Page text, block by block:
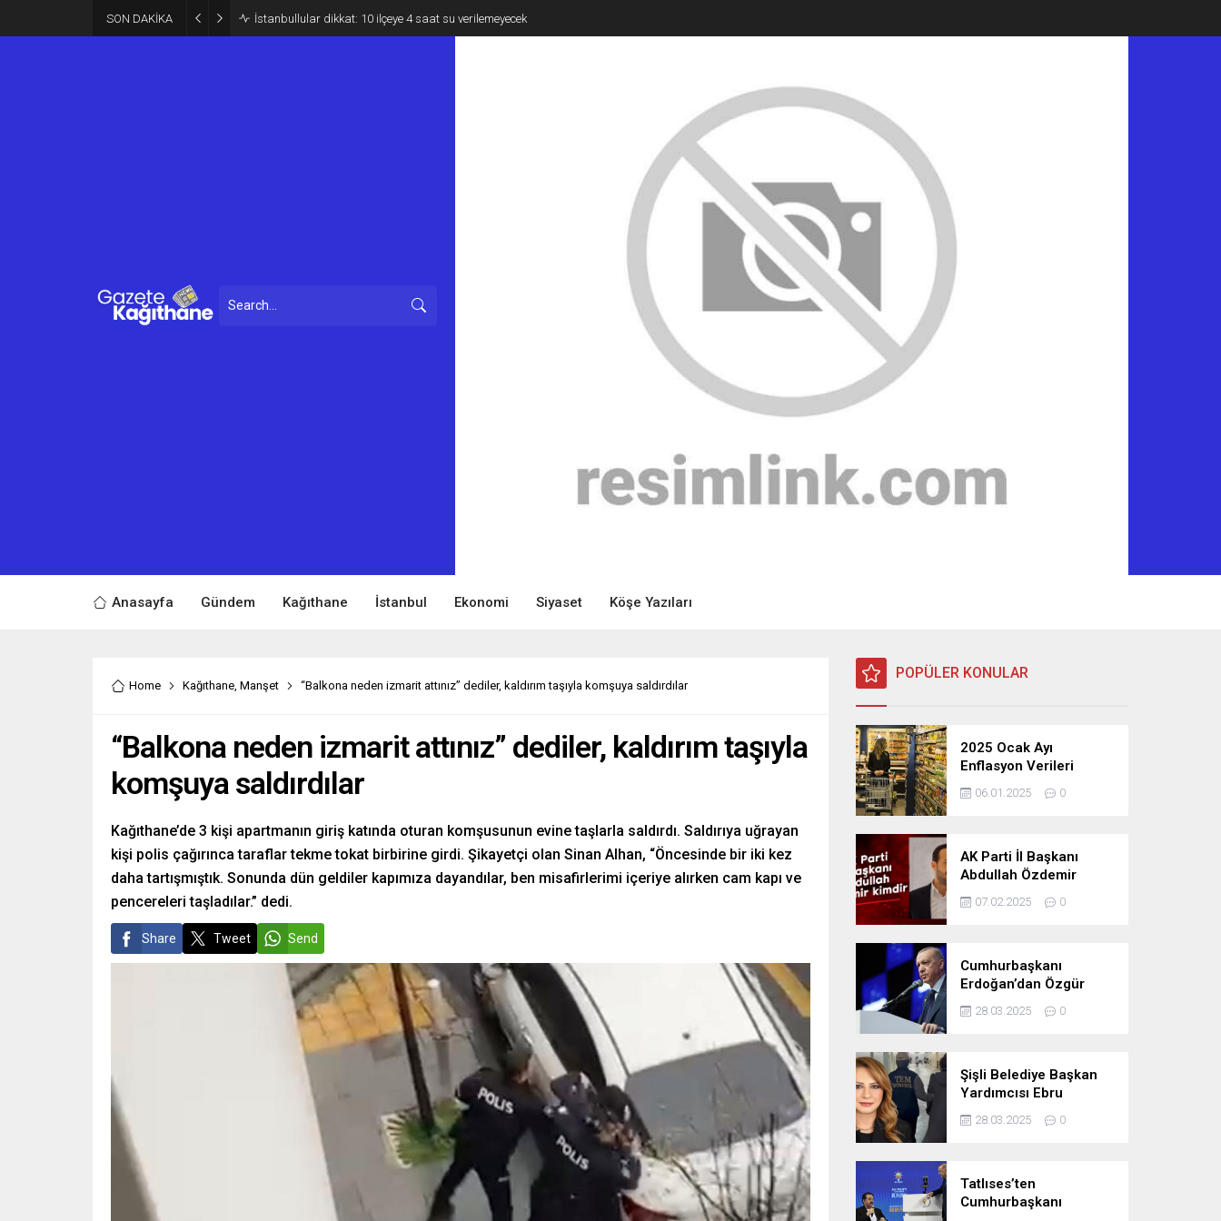
SON DAKİKA İstanbullular dikkat: 10 ilçeye 4 saat su verilemeyecek
Anasayfa Gündem Kağıthane İstanbul Ekonomi Siyaset Köşe Yazıları
Home Kağıthane Manşet “Balkona neden izmarit attınız” dediler, kaldırım taşıyla komşuya saldırdılar
“Balkona neden izmarit attınız” dediler, kaldırım taşıyla
komşuya saldırdılar
Kağıthane’de 3 kişi apartmanın giriş katında oturan komşusunun evine taşlarla saldırdı. Saldırıya uğrayan
kişi polis çağırınca taraflar tekme tokat birbirine girdi. Şikayetçi olan Sinan Alhan, “Öncesinde bir iki kez
daha tartışmıştık. Sonunda dün geldiler kapımıza dayandılar, ben misafirlerimi içeriye alırken cam kapı ve
pencereleri taşladılar.” dedi.
Share Tweet Send
POPÜLER KONULAR
2025 Ocak Ayı
Enflasyon Verileri
Açıklandı: TÜFE, ÜFE ve
TEFE Oranları Belli
06.01.2025 0
AK Parti İl Başkanı
Abdullah Özdemir
kimdir
07.02.2025 0
Cumhurbaşkanı
Erdoğan’dan Özgür
Özel’e tepki: ‘Siyasi
mandacılık talep ediyor’
28.03.2025 0
Şişli Belediye Başkan
Yardımcısı Ebru
Özdemir tutuklandı
28.03.2025 0
Tatlıses’ten
Cumhurbaşkanı